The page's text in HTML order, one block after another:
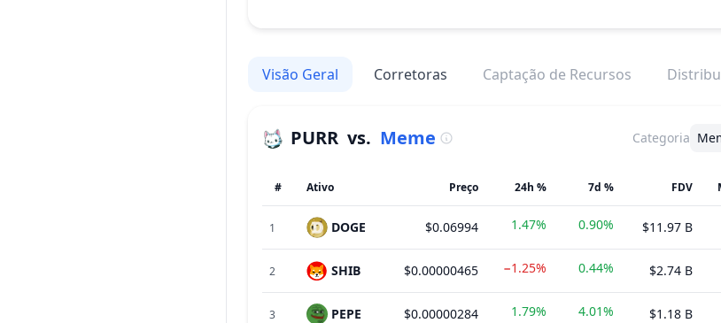
Visão Geral Corretoras Captação de Recursos
PURR vs. Meme Categoria
# Ativo Preço 24h % 7d % FDV
1 DOGE $0.06994 1.47% 0.90% $11.97 B
2 SHIB $0.00000465 −1.25% 0.44% $2.74 B
3 PEPE $0.00000284 1.79% 4.01% $1.18 B